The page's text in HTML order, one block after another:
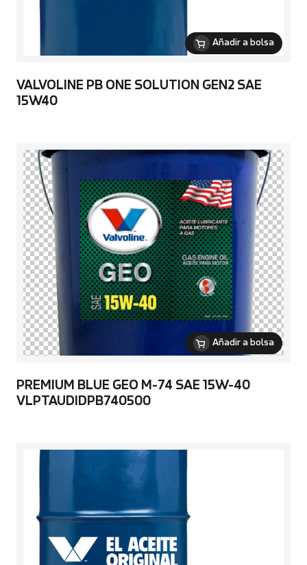
Añadir a bolsa
VALVOLINE PB ONE SOLUTION GEN2 SAE
15W40
Añadir a bolsa
PREMIUM BLUE GEO M-74 SAE 15W-40
VLPTAUDIDPB740500